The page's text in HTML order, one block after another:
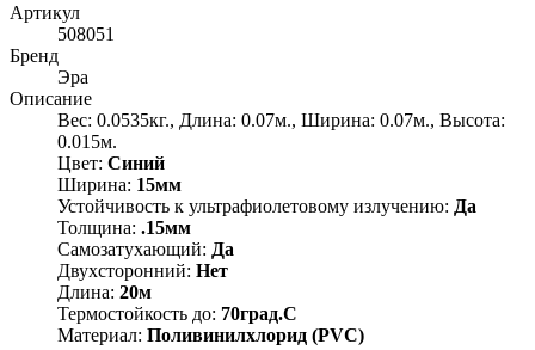
Артикул
508051
Бренд
Эра
Описание
Вес: 0.0535кг., Длина: 0.07м., Ширина: 0.07м., Высота:
0.015м.
Цвет: Синий
Ширина: 15мм
Устойчивость к ультрафиолетовому излучению: Да
Толщина: .15мм
Самозатухающий: Да
Двухсторонний: Нет
Длина: 20м
Термостойкость до: 70град.C
Материал: Поливинилхлорид (PVC)